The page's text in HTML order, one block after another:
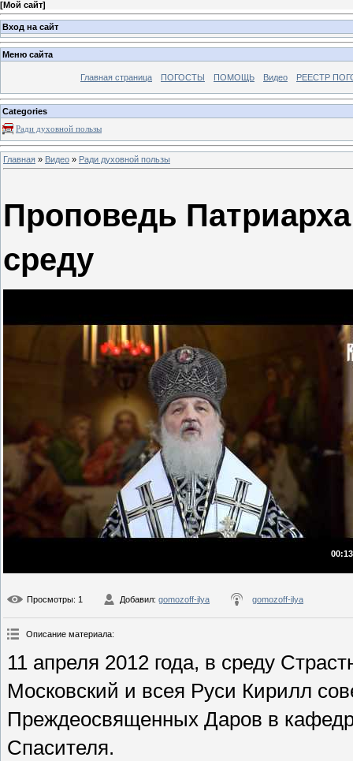
[Мой сайт]
Вход на сайт
Меню сайта
Главная страница ПОГОСТЫ ПОМОЩЬ Видео РЕЕСТР
Categories
Ради духовной пользы
Главная » Видео » Ради духовной пользы
Проповедь
среду
Просмотры: 1 Добавил: gomozoff-ilya gomozoff-ilya
Описание материала:
11 апреля 2012 года, в среду
Московский и всея Руси Кирилл
Преждеосвященных Даров в
Спасителя.